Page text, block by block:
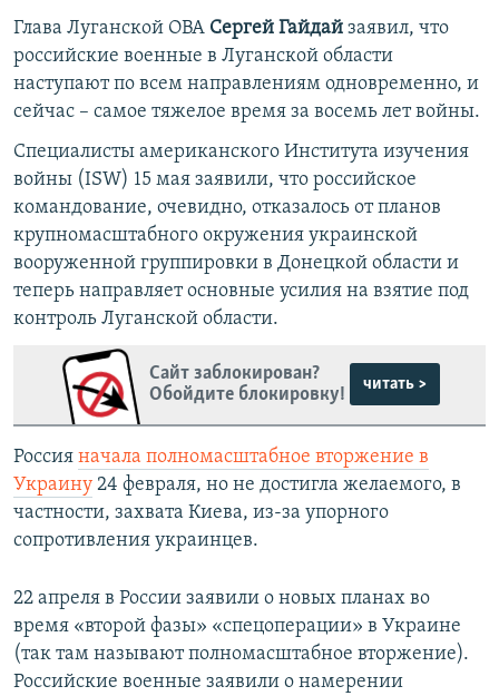
Глава Луганской ОВА Сергей Гайдай заявил, что
российские военные в Луганской области
наступают по всем направлениям одновременно, и
сейчас – самое тяжелое время за восемь лет войны.
Специалисты американского Института изучения
войны (ISW) 15 мая заявили, что российское
командование, очевидно, отказалось от планов
крупномасштабного окружения украинской
вооруженной группировки в Донецкой области и
теперь направляет основные усилия на взятие под
контроль Луганской области.
Сайт заблокирован?
Обойдите блокировку!
читать >
Россия начала полномасштабное вторжение в
Украину 24 февраля, но не достигла желаемого, в
частности, захвата Киева, из-за упорного
сопротивления украинцев.
22 апреля в России заявили о новых планах во
время «второй фазы» «спецоперации» в Украине
(так там называют полномасштабное вторжение).
Российские военные заявили о намерении